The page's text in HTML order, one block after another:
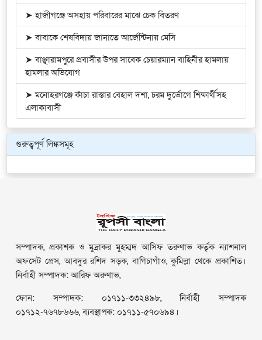
➤ হাজীগঞ্জে অসহায় পরিবারের মাঝে চেক বিতরণ
➤ বাবাকে শেষবিদায় জানাতে আর্জেন্টিনায় মেসি
➤ বাঞ্ছারামপুরে প্রবাসীর উপর সাবেক চেয়ারম্যান বাহিনীর হামলায়
হামলার অভিযোগ
➤ মনোহরগঞ্জে কাঁচা রাস্তার বেহাল দশা, চরম দুর্ভোগে শিক্ষার্থীসহ
এলাকাবাসী
গুরুত্বপূর্ণ লিঙ্কসমূহ
সম্পাদক, প্রকাশক ও মুদ্রাকর মুহম্মদ আসিফ তরুণাভ কর্তৃক ন্যাশনাল
অফসেট প্রেস, আবদুর রশিদ সড়ক, বাগিচাগাঁও, কুমিল্লা থেকে প্রকাশিত।
নির্বাহী সম্পাদক: আরিফ অরুণাভ,
ফোন: সম্পাদক: ০১৭১১-৩৩২৪৯৮, নির্বাহী সম্পাদক
০১৭১২-৭৬৭৮৬৬৬, ব্যবস্থাপক: ০১৭১১-৫৭০৬৯৪।